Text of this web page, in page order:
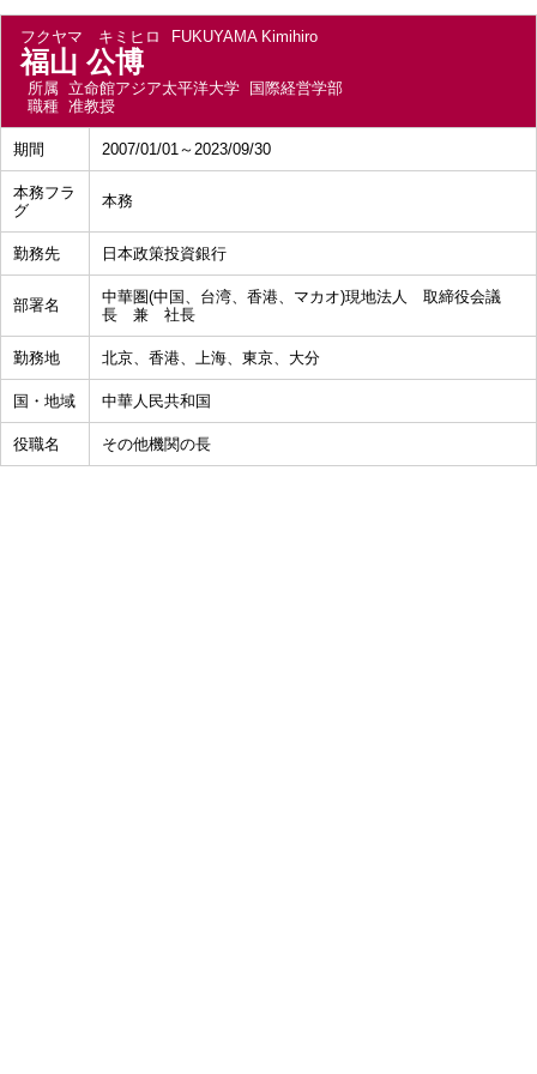
フクヤマ キミヒロ FUKUYAMA Kimihiro
福山 公博
所属 立命館アジア太平洋大学 国際経営学部
職種 准教授
期間 2007/01/01～2023/09/30
本務フラ
グ
本務
勤務先 日本政策投資銀行
部署名
中華圏(中国、台湾、香港、マカオ)現地法人 取締役会議
長 兼 社長
勤務地 北京、香港、上海、東京、大分
国・地域 中華人民共和国
役職名 その他機関の長